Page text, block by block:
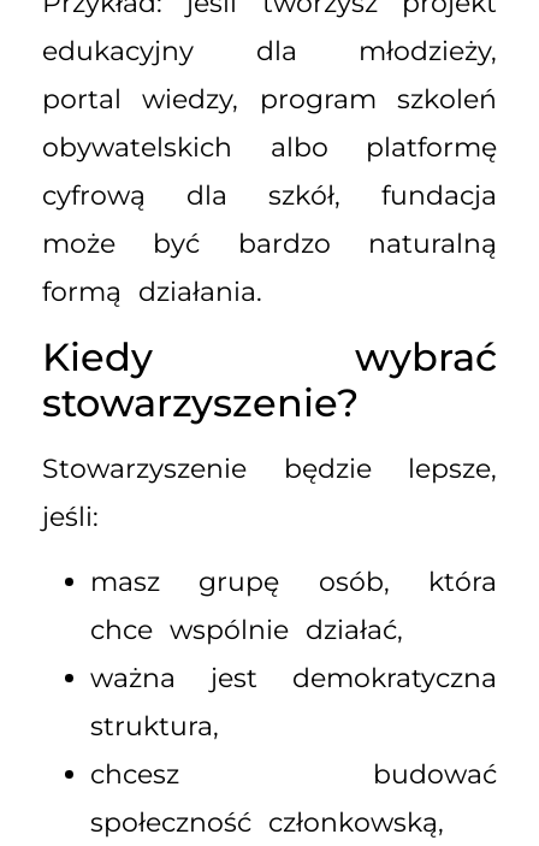
edukacyjny dla młodzieży,
portal wiedzy, program szkoleń
obywatelskich albo platformę
cyfrową dla szkół, fundacja
może być bardzo naturalną
formą działania.
Kiedy wybrać
stowarzyszenie?
Stowarzyszenie będzie lepsze,
jeśli:
masz grupę osób, która
chce wspólnie działać,
ważna jest demokratyczna
struktura,
chcesz budować
społeczność członkowską,